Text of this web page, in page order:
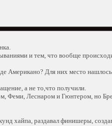
и тем, что вообще
Американо? Для них место
а не то,что получили.
Феми, Леснаром и Гюнтером, но
хайпа, раздавал финишеры,